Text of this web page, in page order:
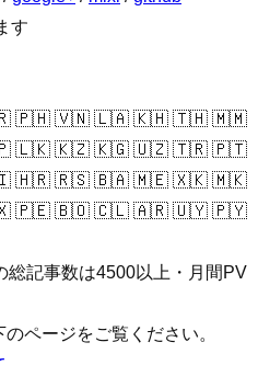
す
🇵🇭 🇻🇳 🇱🇦 🇰🇭 🇹🇭 🇲🇲
🇱🇰 🇰🇿 🇰🇬 🇺🇿 🇹🇷 🇵🇹
🇭🇷 🇷🇸 🇧🇦 🇲🇪 🇽🇰 🇲🇰
🇵🇪 🇧🇴 🇨🇱 🇦🇷 🇺🇾 🇵🇾
総記事数は4500以上・月間PV
ページをご覧ください。